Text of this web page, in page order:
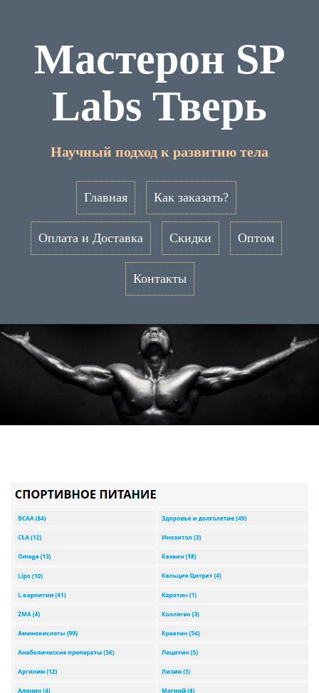
Мастерон SP
Labs Тверь
Научный подход к развитию тела
Главная Как заказать?
Оплата и Доставка Скидки Оптом
Контакты